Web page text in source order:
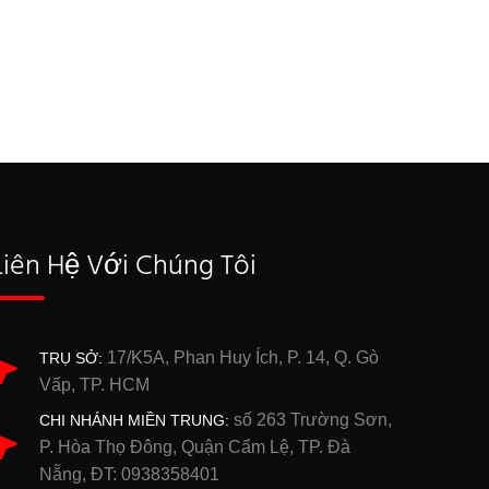
Hệ Với Chúng Tôi
TRỤ SỞ: 17/K5A, Phan Huy Ích, P. 14, Q. Gò
Vấp, TP. HCM
CHI NHÁNH MIỀN TRUNG: số 263 Trường Sơn,
P. Hòa Thọ Đông, Quận Cẩm Lệ, TP. Đà
Nẵng, ĐT: 0938358401